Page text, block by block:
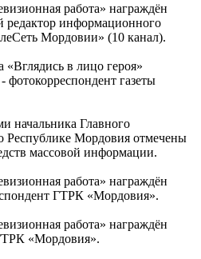
работа» награждён
информационного
Мордовии» (10 канал).
в лицо героя»
фотокорреспондент газеты
начальника Главного
Мордовия отмечены
массовой информации.
работа» награждён
ГТРК «Мордовия».
работа» награждён
«Мордовия».